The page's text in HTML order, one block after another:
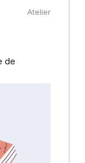
de
Atelier